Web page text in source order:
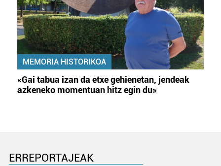
MEMORIA HISTORIKOA
«Gai tabua izan da etxe gehienetan, jendeak
azkeneko momentuan hitz egin du»
ERREPORTAJEAK